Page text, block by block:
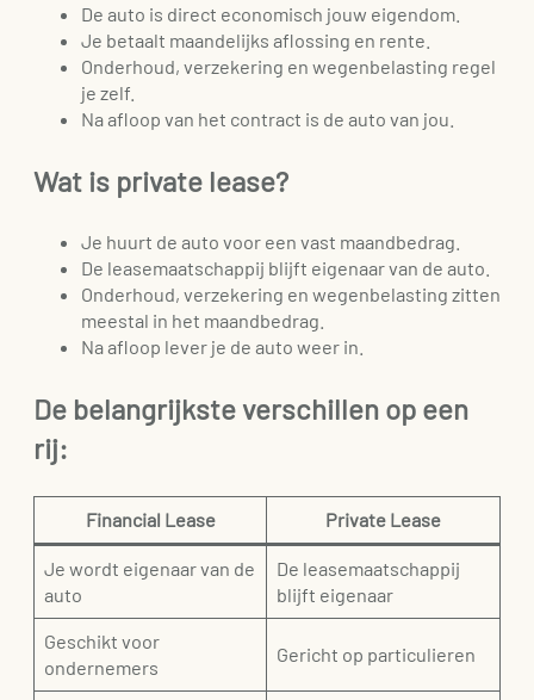
De auto is direct economisch jouw eigendom.
Je betaalt maandelijks aflossing en rente.
Onderhoud, verzekering en wegenbelasting regel
je zelf.
Na afloop van het contract is de auto van jou.
Wat is private lease?
Je huurt de auto voor een vast maandbedrag.
De leasemaatschappij blijft eigenaar van de auto.
Onderhoud, verzekering en wegenbelasting zitten
meestal in het maandbedrag.
Na afloop lever je de auto weer in.
De belangrijkste verschillen op een
rij:
Financial Lease Private Lease
Je wordt eigenaar van de
auto
De leasemaatschappij
blijft eigenaar
Geschikt voor
ondernemers
Gericht op particulieren